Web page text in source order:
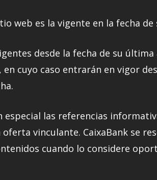
web es la vigente en la fecha
desde la fecha de su
cuyo caso entrarán en vigor
especial las referencias
vinculante. CaixaBank se
cuando lo considere